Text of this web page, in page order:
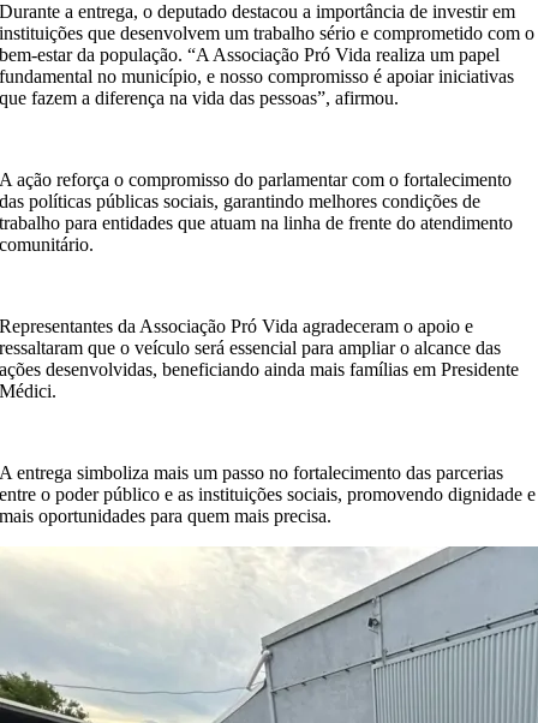
Durante a entrega, o deputado destacou a importância de investir em
instituições que desenvolvem um trabalho sério e comprometido com o
bem-estar da população. “A Associação Pró Vida realiza um papel
fundamental no município, e nosso compromisso é apoiar iniciativas
que fazem a diferença na vida das pessoas”, afirmou.
A ação reforça o compromisso do parlamentar com o fortalecimento
das políticas públicas sociais, garantindo melhores condições de
trabalho para entidades que atuam na linha de frente do atendimento
comunitário.
Representantes da Associação Pró Vida agradeceram o apoio e
ressaltaram que o veículo será essencial para ampliar o alcance das
ações desenvolvidas, beneficiando ainda mais famílias em Presidente
Médici.
A entrega simboliza mais um passo no fortalecimento das parcerias
entre o poder público e as instituições sociais, promovendo dignidade e
mais oportunidades para quem mais precisa.